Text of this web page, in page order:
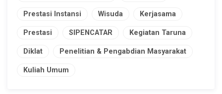
Prestasi Instansi Wisuda Kerjasama
Prestasi SIPENCATAR Kegiatan Taruna
Diklat Penelitian & Pengabdian Masyarakat
Kuliah Umum